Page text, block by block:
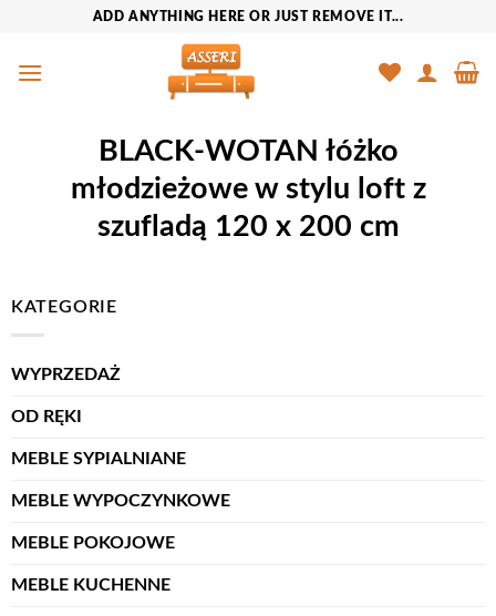
zawartości
ADD ANYTHING HERE OR JUST REMOVE IT...
BLACK-WOTAN łóżko
młodzieżowe w stylu loft z
szufladą 120 x 200 cm
KATEGORIE
WYPRZEDAŻ
OD RĘKI
MEBLE SYPIALNIANE
MEBLE WYPOCZYNKOWE
MEBLE POKOJOWE
MEBLE KUCHENNE